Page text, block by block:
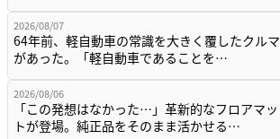
2026/08/07
64年前、軽自動車の常識を大きく覆したクルマ
があった。「軽自動車であることを…
2026/08/06
「この発想はなかった…」革新的なフロアマッ
トが登場。純正品をそのまま活かせる…